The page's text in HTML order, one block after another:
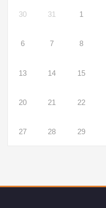
30 31 1
6 7 8
13 14 15
20 21 22
27 28 29